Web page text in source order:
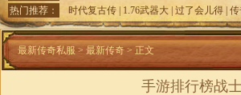
热门推荐：
时代复古传 1.76武器大 过了会儿得 传
最新传奇私服 > 最新传奇 > 正文
手游排行榜战